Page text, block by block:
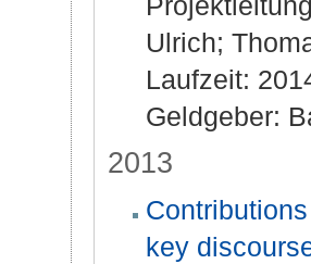
Ulrich;
Laufzeit:
Geldgeber:
2013
key